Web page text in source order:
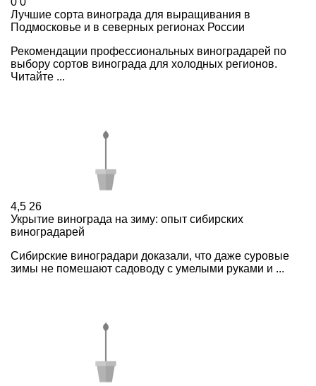
Лучшие сорта винограда для выращивания в
Подмосковье и в северных регионах России
Рекомендации профессиональных виноградарей по
выбору сортов винограда для холодных регионов.
Читайте ...
4,5 26
Укрытие винограда на зиму: опыт сибирских
виноградарей
Сибирские виноградари доказали, что даже суровые
зимы не помешают садоводу с умелыми руками и ...